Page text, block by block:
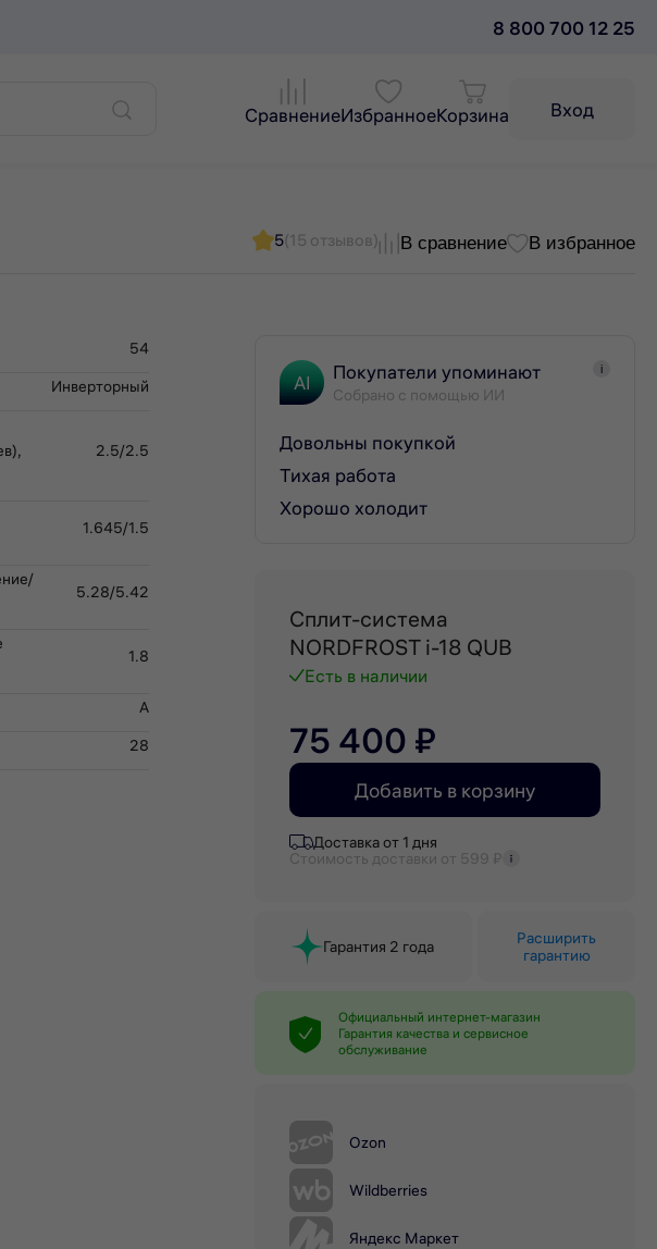
8 800 700 12 25
СравнениеИзбранноеКорзина Вход
5(15 отзывов) В сравнение В избранное
54
Инверторный
2.5/2.5
1.645/1.5
5.28/5.42
1.8
A
28
AI Покупатели упоминают
Собрано с помощью ИИ
i
Довольны покупкой
Тихая работа
Хорошо холодит
Сплит-система
NORDFROST i-18 QUB
Есть в наличии
75 400 ₽
Добавить в корзину
Доставка от 1 дня
Стоимость доставки от 599 ₽
Гарантия 2 года
Расширить
гарантию
Официальный интернет-магазин
Гарантия качества и сервисное
обслуживание
Ozon
Wildberries
Яндекс Маркет